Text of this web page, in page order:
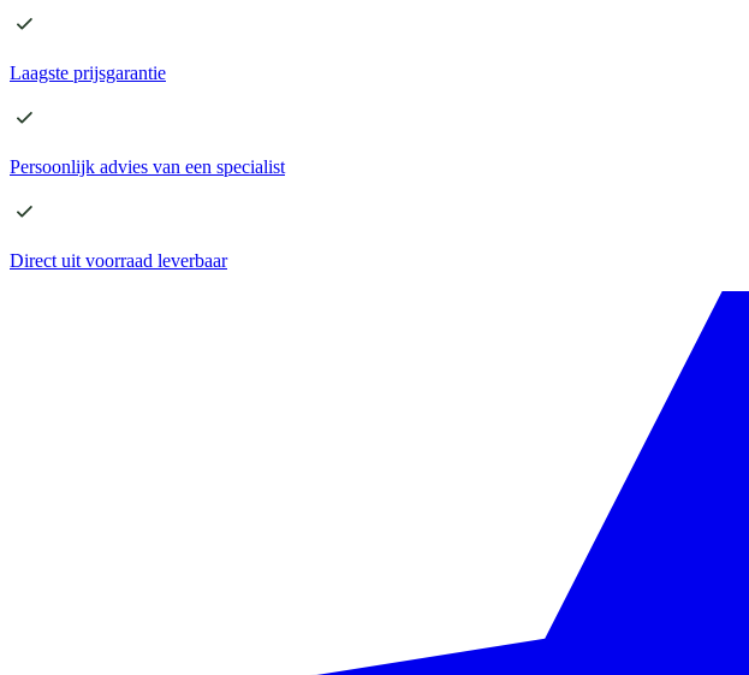
Laagste prijsgarantie
Persoonlijk advies van een specialist
Direct uit voorraad leverbaar